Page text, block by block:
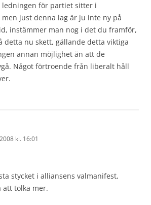
ledningen för partiet sitter i
just denna lag är ju inte ny på
instämmer man nog i det du framför,
detta nu skett, gällande detta viktiga
annan möjlighet än att de
Något förtroende från liberalt håll
kl. 16:01
stycket i alliansens valmanifest,
att tolka mer.